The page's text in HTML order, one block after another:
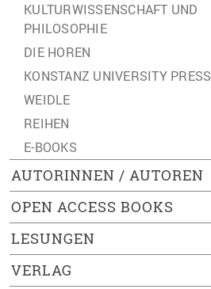
KULTURWISSENSCHAFT UND
PHILOSOPHIE
DIE HOREN
KONSTANZ UNIVERSITY PRESS
WEIDLE
REIHEN
E-BOOKS
AUTORINNEN / AUTOREN
OPEN ACCESS BOOKS
LESUNGEN
VERLAG